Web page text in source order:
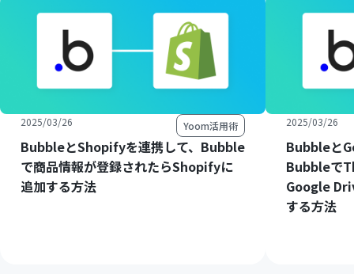
2025/03/26 Yoom活用術
BubbleとShopifyを連携して、Bubble
で商品情報が登録されたらShopifyに
追加する方法
2025/03/26
Bubbleと
Bubbleで
Google
する方法